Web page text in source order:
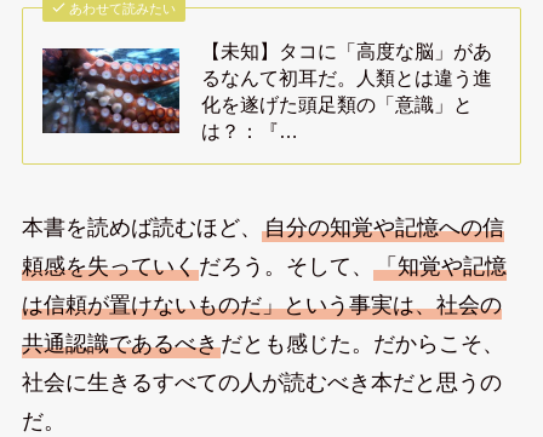
あわせて読みたい
【未知】タコに「高度な脳」があ
るなんて初耳だ。人類とは違う進
化を遂げた頭足類の「意識」と
は？：『…
本書を読めば読むほど、 自分の知覚や記憶への信
頼感を失っていくだろう。そして、 「知覚や記憶
は信頼が置けないものだ」という事実は、社会の
共通認識であるべきだとも感じた。だからこそ、
社会に生きるすべての人が読むべき本だと思うの
だ。